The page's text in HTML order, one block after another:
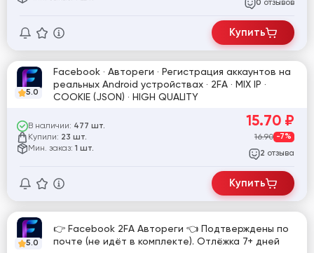
0
Купить
5.0
Facebook · Автореги · Регистрация аккаунтов на
реальных Android устройствах · 2FA · MIX IP ·
COOKIE (JSON) · HIGH QUALITY
В наличии: 477 шт.
Купили: 23 шт.
Мин. заказ: 1 шт.
15.70 ₽
16.90 -7%
2 отзыва
Купить
5.0
👉 Facebook 2FA Автореги 👈 Подтверждены по
почте (не идёт в комплекте). Отлёжка 7+ дней